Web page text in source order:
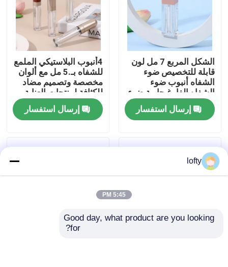
أشرطة فيديو
معلومات عنا
جولة في المعمل
اتصل بنا
الشكل المربع 7 مل لون
قابلة للتخصيص ضوء
الشفاه أنبوب ضوء
الشفاه الفارغ حاوية ضوء
الشفاه للشعر السائل
إرسال استفسار
4أنبوب البلاستيكي الملمع
للشفاه بـ.5 مل مع ألوان
مخصصة وتصميم مضاد
للكثافة لمنتجات العناية
بالشفاه
إرسال استفسار
lofty
5:45 PM
Good day, what product are you looking
for?